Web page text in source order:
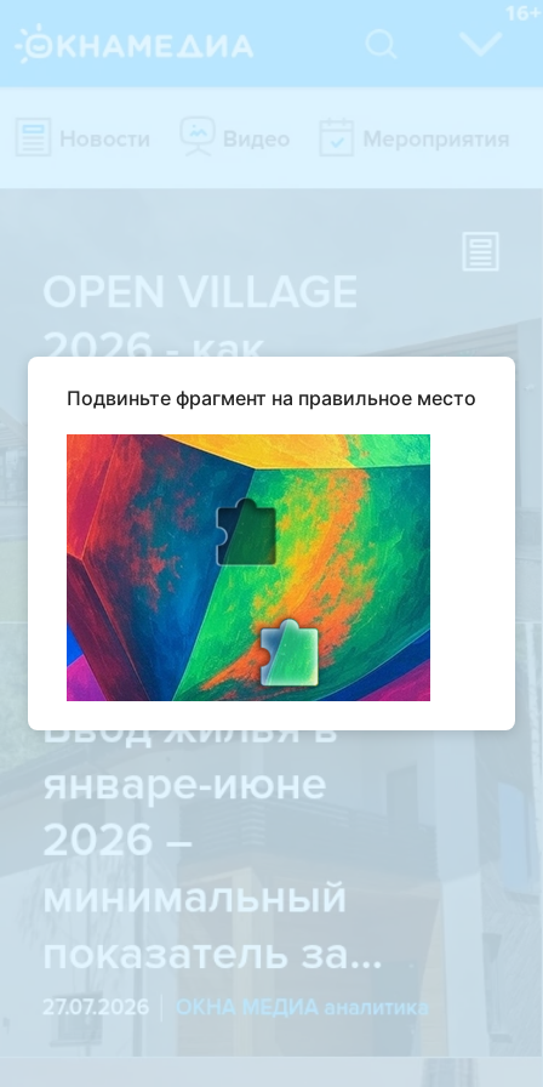
Подвиньте фрагмент на правильное место